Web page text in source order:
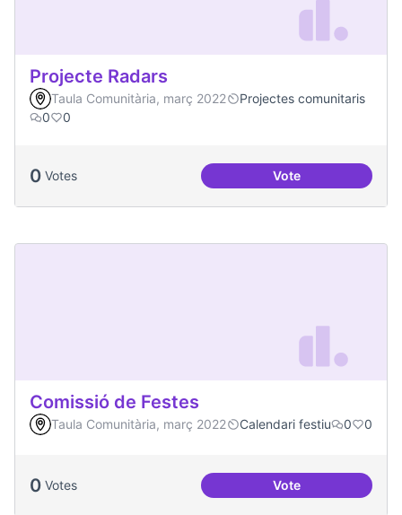
Projecte Radars
Taula Comunitària, març 2022
Projectes comunitaris
0
0
0 Votes VoteProjecte Radars
Comissió de Festes
Taula Comunitària, març 2022 Calendari festiu 0 0
0 Votes VoteComissió de